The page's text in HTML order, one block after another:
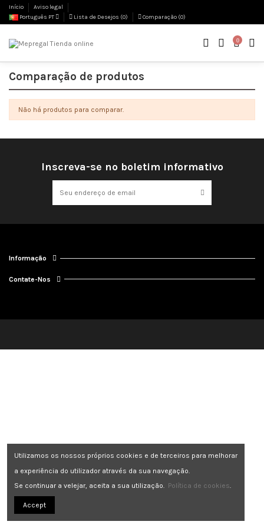
Início
Aviso legal
Português PT
Lista de Desejos (0) Comparação (0)
0
Comparação de produtos
Não há produtos para comparar.
Inscreva-se no boletim informativo
Informação
Contate-Nos
Utilizamos os nossos próprios cookies e de terceiros para melhorar
a experiência do utilizador através da sua navegação.
Se continuar a velejar, aceita a sua utilização. Política de cookies.
Accept